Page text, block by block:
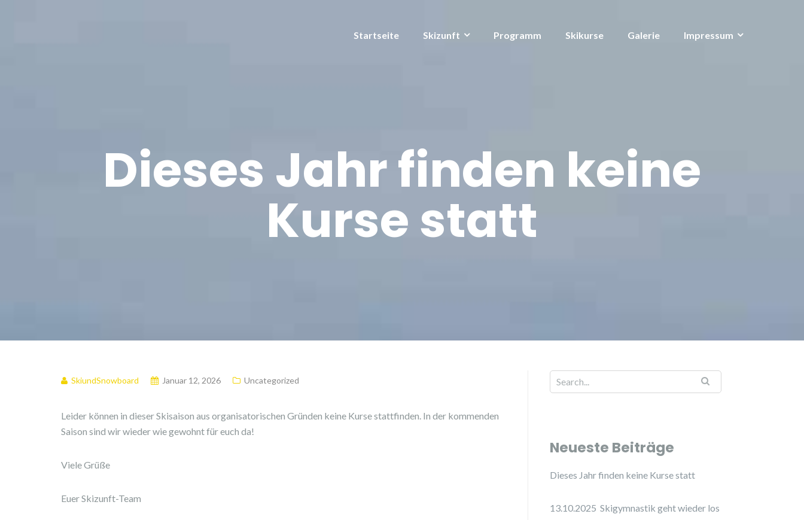
Startseite Skizunft Programm Skikurse Galerie Impressum
Dieses Jahr finden keine
Kurse statt
SkiundSnowboard Januar 12, 2026 Uncategorized
Leider können in dieser Skisaison aus organisatorischen Gründen keine Kurse stattfinden. In der kommenden
Saison sind wir wieder wie gewohnt für euch da!
Viele Grüße
Euer Skizunft-Team
Neueste Beiträge
Dieses Jahr finden keine Kurse statt
13.10.2025 Skigymnastik geht wieder los